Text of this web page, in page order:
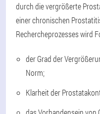
durch die vergrößerte
einer chronischen
Rechercheprozesses wird
der Grad der
Norm;
Klarheit der